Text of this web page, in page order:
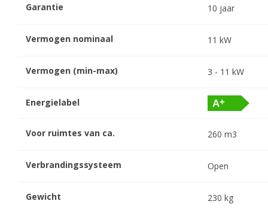
Garantie 10 jaar
Vermogen nominaal 11 kW
Vermogen (min-max) 3 - 11 kW
Energielabel
Voor ruimtes van ca. 260 m3
Verbrandingssysteem Open
Gewicht 230 kg